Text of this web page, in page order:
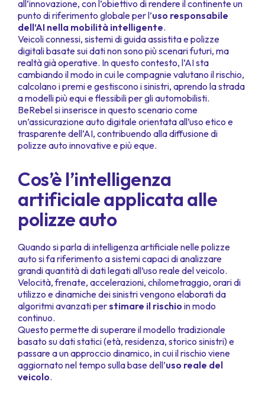
all’innovazione, con l’obiettivo di rendere il continente un
punto di riferimento globale per l’uso responsabile
dell’AI nella mobilità intelligente.
Veicoli connessi, sistemi di guida assistita e polizze
digitali basate sui dati non sono più scenari futuri, ma
realtà già operative. In questo contesto, l’AI sta
cambiando il modo in cui le compagnie valutano il rischio,
calcolano i premi e gestiscono i sinistri, aprendo la strada
a modelli più equi e flessibili per gli automobilisti.
BeRebel si inserisce in questo scenario come
un’assicurazione auto digitale orientata all’uso etico e
trasparente dell’AI, contribuendo alla diffusione di
polizze auto innovative e più eque.
Cos’è l’intelligenza
artificiale applicata alle
polizze auto
Quando si parla di intelligenza artificiale nelle polizze
auto si fa riferimento a sistemi capaci di analizzare
grandi quantità di dati legati all’uso reale del veicolo.
Velocità, frenate, accelerazioni, chilometraggio, orari di
utilizzo e dinamiche dei sinistri vengono elaborati da
algoritmi avanzati perstimare il rischio in modo
continuo.
Questo permette di superare il modello tradizionale
basato su dati statici (età, residenza, storico sinistri) e
passare a un approccio dinamico, in cui il rischio viene
aggiornato nel tempo sulla base dell’uso reale del
veicolo.